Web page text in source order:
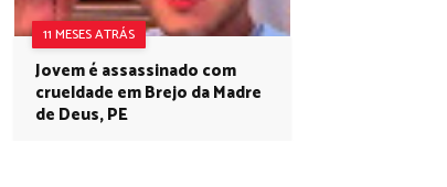
11 MESES ATRÁS
Jovem é assassinado com
crueldade em Brejo da Madre
de Deus, PE